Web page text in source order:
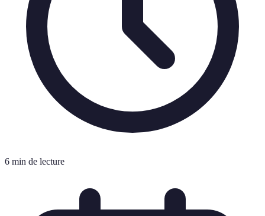
6 min de lecture